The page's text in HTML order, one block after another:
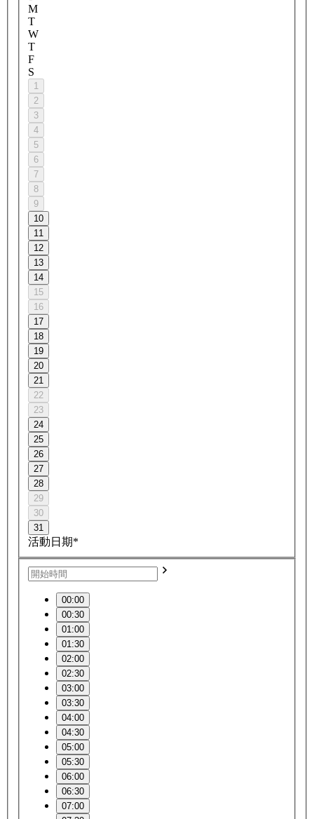
M
T
W
T
F
S
1
2
3
4
5
6
7
8
9
10
11
12
13
14
15
16
17
18
19
20
21
22
23
24
25
26
27
28
29
30
31
活動日期*
00:00
00:30
01:00
01:30
02:00
02:30
03:00
03:30
04:00
04:30
05:00
05:30
06:00
06:30
07:00